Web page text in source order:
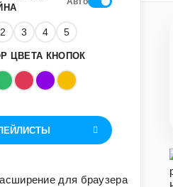
2 3 4 5
ЦВЕТА КНОПОК
для браузера